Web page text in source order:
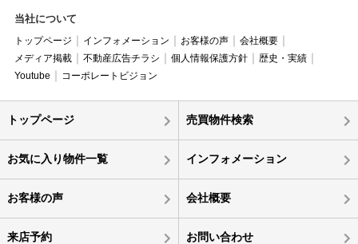
当社について
トップページ インフォメーション お客様の声
会社概要
メディア掲載
不動産広告チラシ 個人情報保護方針
歴史・実績
Youtube
コーポレートビジョン
トップページ 売買物件検索
お気に入り物件一覧 インフォメーション
お客様の声 会社概要
来店予約 お問い合わせ